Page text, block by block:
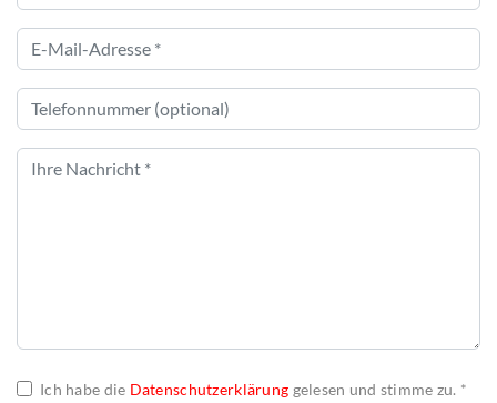
Ich habe die Datenschutzerklärung gelesen und stimme zu. *